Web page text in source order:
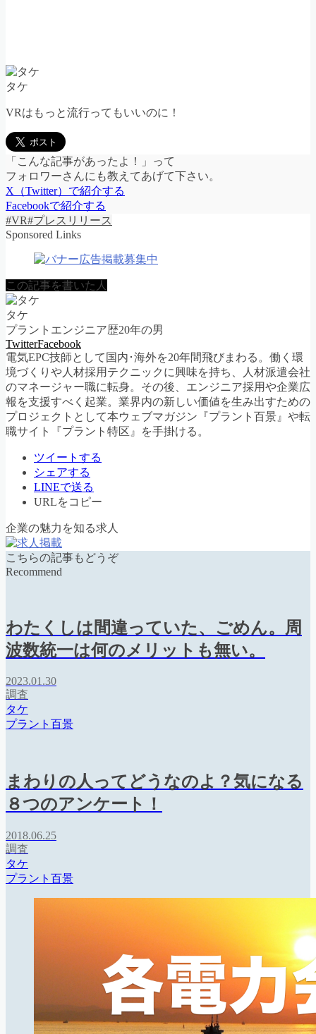
タケ
VRはもっと流行ってもいいのに！
「こんな記事があったよ！」って
フォロワーさんにも教えてあげて下さい。
X（Twitter）で紹介する
Facebookで紹介する
#VR#プレスリリース
Sponsored Links
この記事を書いた人
タケ
プラントエンジニア歴20年の男
TwitterFacebook
電気EPC技師として国内･海外を20年間飛びまわる。働く環
境づくりや人材採用テクニックに興味を持ち、人材派遣会社
のマネージャー職に転身。その後、エンジニア採用や企業広
報を支援すべく起業。業界内の新しい価値を生み出すための
プロジェクトとして本ウェブマガジン『プラント百景』や転
職サイト『プラント特区』を手掛ける。
ツイートする
シェアする
LINEで送る
URLをコピー
企業の魅力を知る求人
こちらの記事もどうぞ
Recommend
わたくしは間違っていた、ごめん。周
波数統一は何のメリットも無い。
2023.01.30
調査
タケ
プラント百景
まわりの人ってどうなのよ？気になる
８つのアンケート！
2018.06.25
調査
タケ
プラント百景